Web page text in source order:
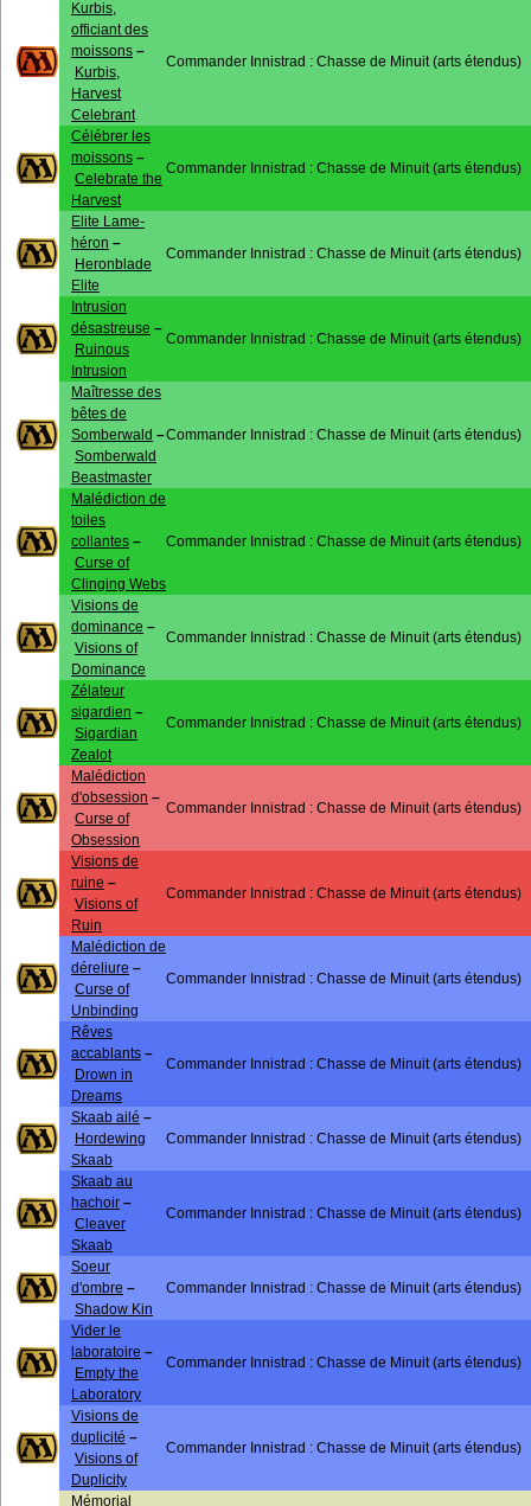
Kurbis,
officiant des
moissons –
Kurbis,
Harvest
Celebrant
Commander Innistrad : Chasse de Minuit (arts étendus)
Célébrer les
moissons –
Celebrate the
Harvest
Commander Innistrad : Chasse de Minuit (arts étendus)
Elite Lame-
héron –
Heronblade
Elite
Commander Innistrad : Chasse de Minuit (arts étendus)
Intrusion
désastreuse –
Ruinous
Intrusion
Commander Innistrad : Chasse de Minuit (arts étendus)
Maîtresse des
bêtes de
Somberwald –
Somberwald
Beastmaster
Commander Innistrad : Chasse de Minuit (arts étendus)
Malédiction de
toiles
collantes –
Curse of
Clinging Webs
Commander Innistrad : Chasse de Minuit (arts étendus)
Visions de
dominance –
Visions of
Dominance
Commander Innistrad : Chasse de Minuit (arts étendus)
Zélateur
sigardien –
Sigardian
Zealot
Commander Innistrad : Chasse de Minuit (arts étendus)
Malédiction
d'obsession –
Curse of
Obsession
Commander Innistrad : Chasse de Minuit (arts étendus)
Visions de
ruine –
Visions of
Ruin
Commander Innistrad : Chasse de Minuit (arts étendus)
Malédiction de
déreliure –
Curse of
Unbinding
Commander Innistrad : Chasse de Minuit (arts étendus)
Rêves
accablants –
Drown in
Dreams
Commander Innistrad : Chasse de Minuit (arts étendus)
Skaab ailé –
Hordewing
Skaab
Commander Innistrad : Chasse de Minuit (arts étendus)
Skaab au
hachoir –
Cleaver
Skaab
Commander Innistrad : Chasse de Minuit (arts étendus)
Soeur
d'ombre –
Shadow Kin
Commander Innistrad : Chasse de Minuit (arts étendus)
Vider le
laboratoire –
Empty the
Laboratory
Commander Innistrad : Chasse de Minuit (arts étendus)
Visions de
duplicité –
Visions of
Duplicity
Commander Innistrad : Chasse de Minuit (arts étendus)
Mémorial